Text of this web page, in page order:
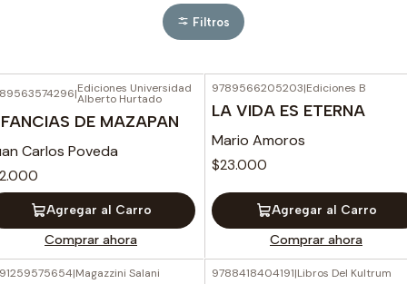
Filtros
|Ediciones Universidad
Alberto Hurtado
DE MAZAPAN
Carlos Poveda
Agregar al Carro
Comprar ahora
9789566205203|Ediciones B
LA VIDA ES ETERNA
Mario Amoros
$23.000
Agregar al Carro
Comprar ahora
|Magazzini Salani 9788418404191|Libros Del Kultrum